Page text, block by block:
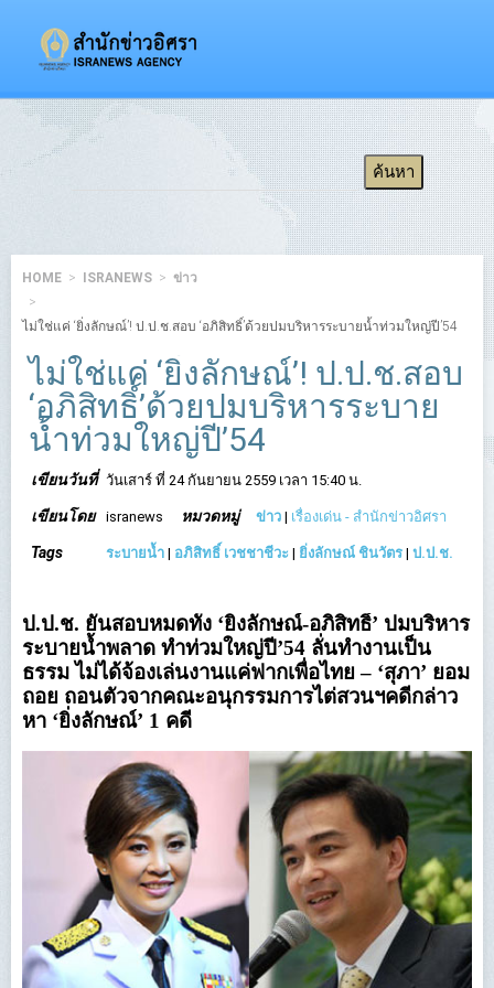
HOME ISRANEWS ข่าว
ไม่ใช่แค่ ‘ยิ่งลักษณ์’! ป.ป.ช.สอบ ‘อภิสิทธิ์’ด้วยปมบริหารระบายน้ำท่วมใหญ่ปี’54
ไม่ใช่แค่ ‘ยิ่งลักษณ์’! ป.ป.ช.สอบ
‘อภิสิทธิ์’ด้วยปมบริหารระบาย
น้ำท่วมใหญ่ปี’54
เขียนวันที่ วันเสาร์ ที่ 24 กันยายน 2559 เวลา 15:40 น.
เขียนโดย isranews หมวดหมู่ ข่าว | เรื่องเด่น - สำนักข่าวอิศรา
Tags ระบายน้ำ | อภิสิทธิ์ เวชชาชีวะ | ยิ่งลักษณ์ ชินวัตร | ป.ป.ช.
ป.ป.ช. ยันสอบหมดทั้ง ‘ยิ่งลักษณ์-อภิสิทธิ์’ ปมบริหาร
ระบายน้ำพลาด ทำท่วมใหญ่ปี’54 ลั่นทำงานเป็น
ธรรม ไม่ได้จ้องเล่นงานแค่ฟากเพื่อไทย – ‘สุภา’ ยอม
ถอย ถอนตัวจากคณะอนุกรรมการไต่สวนฯคดีกล่าว
หา ‘ยิ่งลักษณ์’ 1 คดี